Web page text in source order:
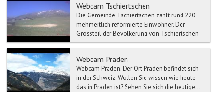
Webcam Tschiertschen
Die Gemeinde Tschiertschen zählt rund 220
mehrheitlich reformierte Einwohner. Der
Grossteil der Bevölkerung von Tschiertschen
lebt direkt oder indi...
Webcam Praden
Webcam Praden. Der Ort Praden befindet sich
in der Schweiz. Wollen Sie wissen wie heute
das in Praden ist? Sehen Sie sich die heutige...